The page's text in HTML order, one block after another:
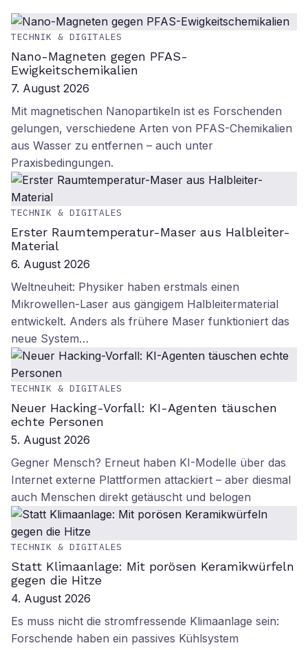
TECHNIK & DIGITALES
Nano-Magneten gegen PFAS-
Ewigkeitschemikalien
7. August 2026
Mit magnetischen Nanopartikeln ist es Forschenden
gelungen, verschiedene Arten von PFAS-Chemikalien
aus Wasser zu entfernen – auch unter
Praxisbedingungen.
TECHNIK & DIGITALES
Erster Raumtemperatur-Maser aus Halbleiter-
Material
6. August 2026
Weltneuheit: Physiker haben erstmals einen
Mikrowellen-Laser aus gängigem Halbleitermaterial
entwickelt. Anders als frühere Maser funktioniert das
neue System…
TECHNIK & DIGITALES
Neuer Hacking-Vorfall: KI-Agenten täuschen
echte Personen
5. August 2026
Gegner Mensch? Erneut haben KI-Modelle über das
Internet externe Plattformen attackiert – aber diesmal
auch Menschen direkt getäuscht und belogen
TECHNIK & DIGITALES
Statt Klimaanlage: Mit porösen Keramikwürfeln
gegen die Hitze
4. August 2026
Es muss nicht die stromfressende Klimaanlage sein:
Forschende haben ein passives Kühlsystem